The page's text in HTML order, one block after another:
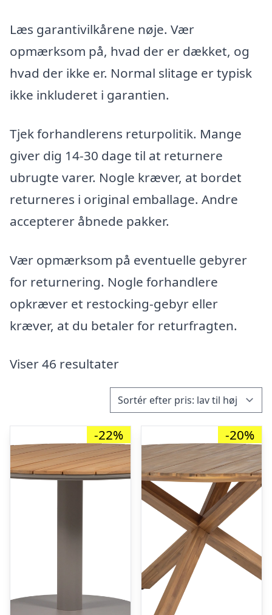
Læs garantivilkårene nøje. Vær
opmærksom på, hvad der er dækket, og
hvad der ikke er. Normal slitage er typisk
ikke inkluderet i garantien.
Tjek forhandlerens returpolitik. Mange
giver dig 14-30 dage til at returnere
ubrugte varer. Nogle kræver, at bordet
returneres i original emballage. Andre
accepterer åbnede pakker.
Vær opmærksom på eventuelle gebyrer
for returnering. Nogle forhandlere
opkræver et restocking-gebyr eller
kræver, at du betaler for returfragten.
Viser 46 resultater
-22% -20%